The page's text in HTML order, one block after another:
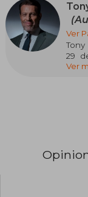
Ver
29
Ver